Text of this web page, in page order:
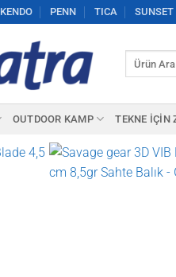
KENDO PENN TICA SUNSET
Ara:
OUTDOOR KAMP TEKNE IÇIN